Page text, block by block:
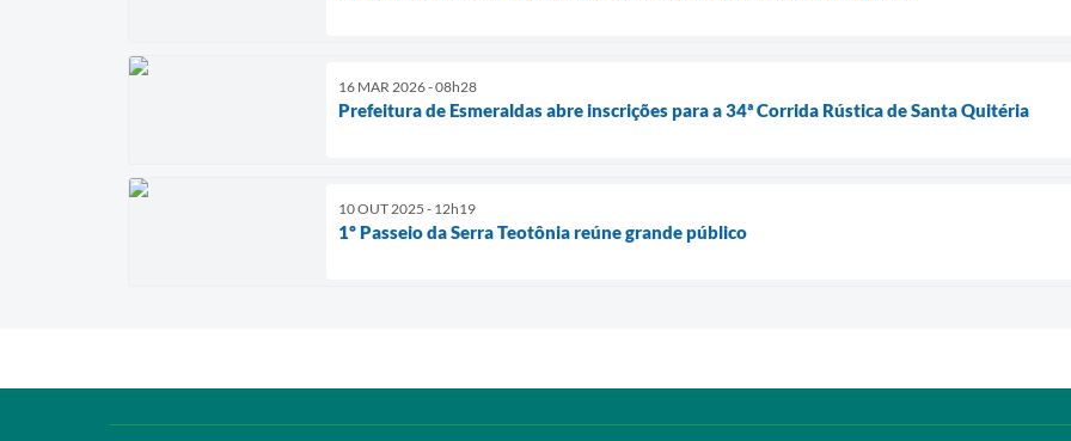
16 MAR 2026 - 08h28
Prefeitura de Esmeraldas abre inscrições para a 34ª Corrida Rústica de Santa Quitéria
10 OUT 2025 - 12h19
1º Passeio da Serra Teotônia reúne grande público